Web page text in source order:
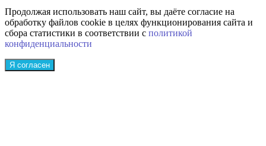
Продолжая использовать наш сайт, вы даёте согласие на
обработку файлов cookie в целях функционирования сайта и
сбора статистики в соответствии с политикой
конфиденциальности
Я согласен